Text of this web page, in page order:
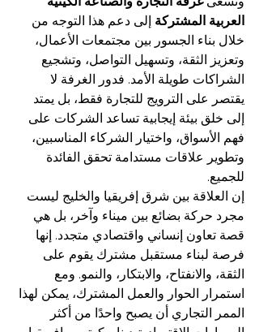
العربية المشتركة إلى دعم هذا التوجه من
خلال بناء الجسور بين مجتمعات الأعمال،
وتعزيز الثقة، وتسهيل التواصل، وتشجيع
الشراكات طويلة الأمد. فدور الغرفة لا
يقتصر على الترويج للتجارة فقط، بل يمتد
إلى خلق بيئة إيجابية تساعد الشركات على
فهم الأسواق، واختيار الشركاء المناسبين،
وتطوير علاقات مستدامة تحقق الفائدة
للجميع.
إن العلاقة بين شرق إفريقيا والخليج ليست
مجرد حركة بضائع بين ميناء وآخر، بل هي
قصة تعاون إنساني واقتصادي متجدد. إنها
فرصة لبناء مستقبل مشترك يقوم على
الثقة، والانفتاح، والابتكار، والنمو. ومع
استمرار الحوار والعمل المشترك، يمكن لهذا
الممر التجاري أن يصبح واحدًا من أكثر